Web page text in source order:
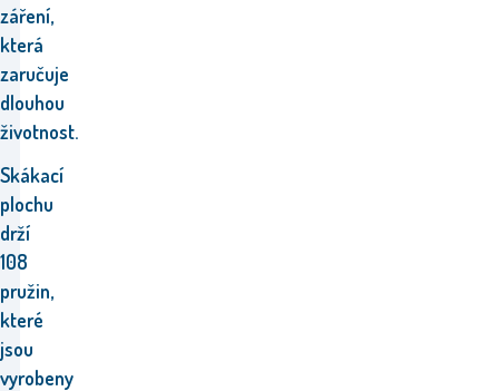
záření,
která
zaručuje
dlouhou
životnost.
Skákací
plochu
drží
108
pružin,
které
jsou
vyrobeny